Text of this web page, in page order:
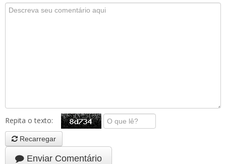
Repita o texto:
Recarregar
Enviar Comentário